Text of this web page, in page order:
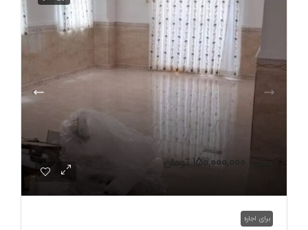
150,000,000 تومان
برای اجاره